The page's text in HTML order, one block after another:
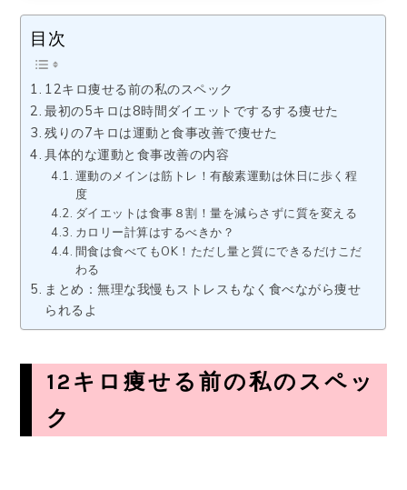
目次
12キロ痩せる前の私のスペック
最初の5キロは8時間ダイエットでするする痩せた
残りの7キロは運動と食事改善で痩せた
具体的な運動と食事改善の内容
運動のメインは筋トレ！有酸素運動は休日に歩く程
度
ダイエットは食事８割！量を減らさずに質を変える
カロリー計算はするべきか？
間食は食べてもOK！ただし量と質にできるだけこだ
わる
まとめ：無理な我慢もストレスもなく食べながら痩せ
られるよ
12キロ痩せる前の私のスペッ
ク